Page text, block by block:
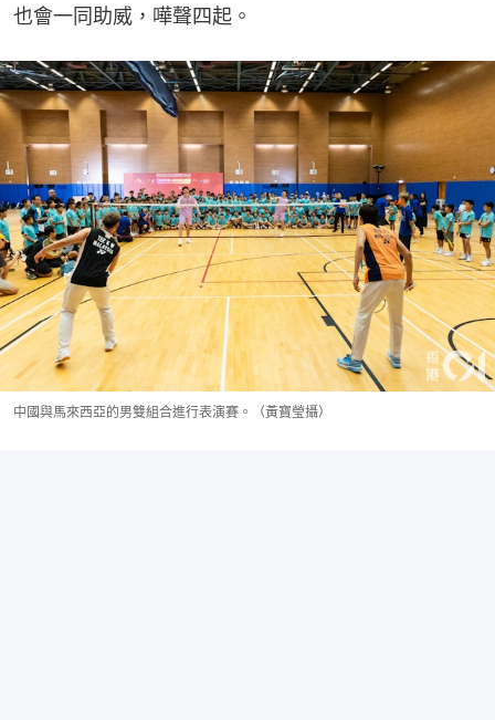
也會一同助威，嘩聲四起。
中國與馬來西亞的男雙組合進行表演賽。（黃寶瑩攝）